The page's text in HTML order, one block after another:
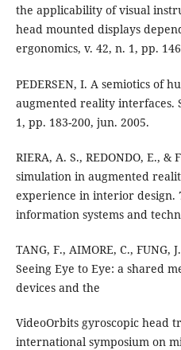
the applicability of visual
head mounted displays
ergonomics, v. 42, n. 1, pp.
PEDERSEN, I. A semiotics of
augmented reality interfaces.
1, pp. 183-200, jun. 2005.
RIERA, A. S., REDONDO, E., &
simulation in augmented
experience in interior design.
information systems and
TANG, F., AIMORE, C., FUNG,
Seeing Eye to Eye: a shared
devices and the
VideoOrbits gyroscopic head
international symposium on